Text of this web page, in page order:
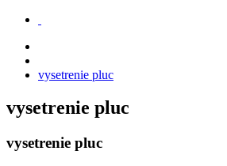
vysetrenie pluc
vysetrenie pluc
vysetrenie pluc